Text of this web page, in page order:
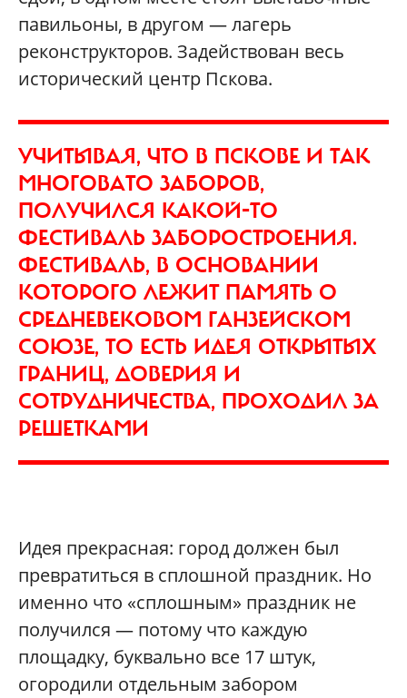
павильоны, в другом — лагерь
реконструкторов. Задействован весь
исторический центр Пскова.
УЧИТЫВАЯ, ЧТО В ПСКОВЕ И ТАК
МНОГОВАТО ЗАБОРОВ,
ПОЛУЧИЛСЯ КАКОЙ-ТО
ФЕСТИВАЛЬ ЗАБОРОСТРОЕНИЯ.
ФЕСТИВАЛЬ, В ОСНОВАНИИ
КОТОРОГО ЛЕЖИТ ПАМЯТЬ О
СРЕДНЕВЕКОВОМ ГАНЗЕЙСКОМ
СОЮЗЕ, ТО ЕСТЬ ИДЕЯ ОТКРЫТЫХ
ГРАНИЦ, ДОВЕРИЯ И
СОТРУДНИЧЕСТВА, ПРОХОДИЛ ЗА
РЕШЕТКАМИ
Идея прекрасная: город должен был
превратиться в сплошной праздник. Но
именно что «сплошным» праздник не
получился — потому что каждую
площадку, буквально все 17 штук,
огородили отдельным забором